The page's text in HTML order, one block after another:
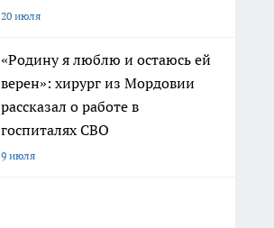
20 июля
«Родину я люблю и остаюсь ей
верен»: хирург из Мордовии
рассказал о работе в
госпиталях СВО
9 июля